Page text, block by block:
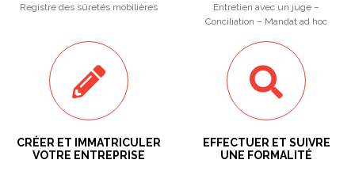
Registre des sûretés mobilières
Entretien avec un juge –
Conciliation – Mandat ad hoc
CRÉER ET IMMATRICULER
VOTRE ENTREPRISE
EFFECTUER ET SUIVRE
UNE FORMALITÉ